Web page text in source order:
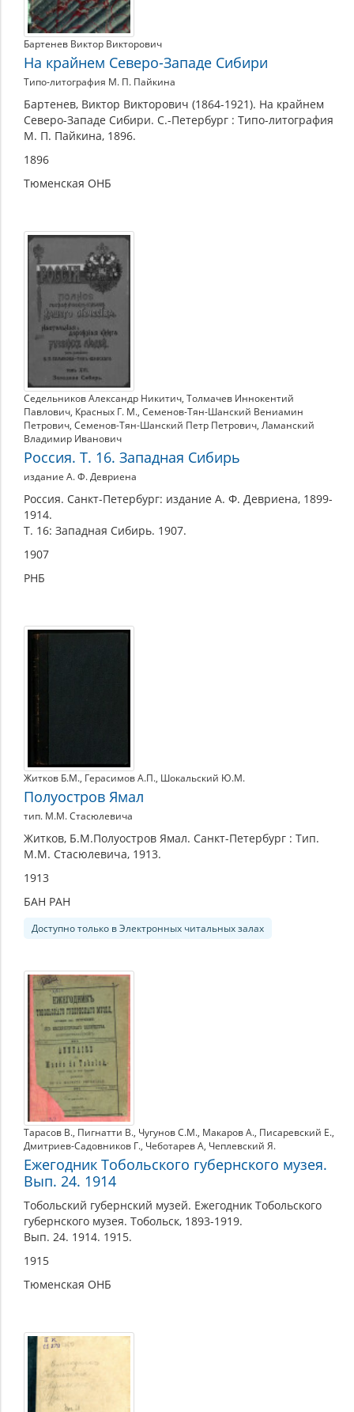
Бартенев Виктор Викторович
На крайнем Северо-Западе Сибири
Типо-литография М. П. Пайкина
Бартенев, Виктор Викторович (1864-1921). На крайнем
Северо-Западе Сибири. С.-Петербург : Типо-литография
М. П. Пайкина, 1896.
1896
Тюменская ОНБ
Седельников Александр Никитич, Толмачев Иннокентий
Павлович, Красных Г. М., Семенов-Тян-Шанский Вениамин
Петрович, Семенов-Тян-Шанский Петр Петрович, Ламанский
Владимир Иванович
Россия. Т. 16. Западная Сибирь
издание А. Ф. Девриена
Россия. Санкт-Петербург: издание А. Ф. Девриена, 1899-
1914.
Т. 16: Западная Сибирь. 1907.
1907
РНБ
Житков Б.М., Герасимов А.П., Шокальский Ю.М.
Полуостров Ямал
тип. М.М. Стасюлевича
Житков, Б.М.Полуостров Ямал. Санкт-Петербург : Тип.
М.М. Стасюлевича, 1913.
1913
БАН РАН
Доступно только в Электронных читальных залах
Тарасов В., Пигнатти В., Чугунов С.М., Макаров А., Писаревский Е.,
Дмитриев-Садовников Г., Чеботарев А, Чеплевский Я.
Ежегодник Тобольского губернского музея.
Вып. 24. 1914
Тобольский губернский музей. Ежегодник Тобольского
губернского музея. Тобольск, 1893-1919.
Вып. 24. 1914. 1915.
1915
Тюменская ОНБ